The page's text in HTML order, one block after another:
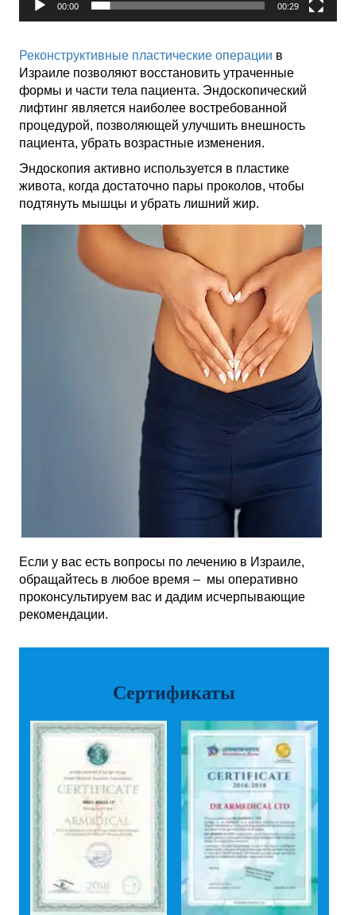
00:00 00:29
Реконструктивные пластические операции в
Израиле позволяют восстановить утраченные
формы и части тела пациента. Эндоскопический
лифтинг является наиболее востребованной
процедурой, позволяющей улучшить внешность
пациента, убрать возрастные изменения.
Эндоскопия активно используется в пластике
живота, когда достаточно пары проколов, чтобы
подтянуть мышцы и убрать лишний жир.
Если у вас есть вопросы по лечению в Израиле,
обращайтесь в любое время – мы оперативно
проконсультируем вас и дадим исчерпывающие
рекомендации.
Сертификаты